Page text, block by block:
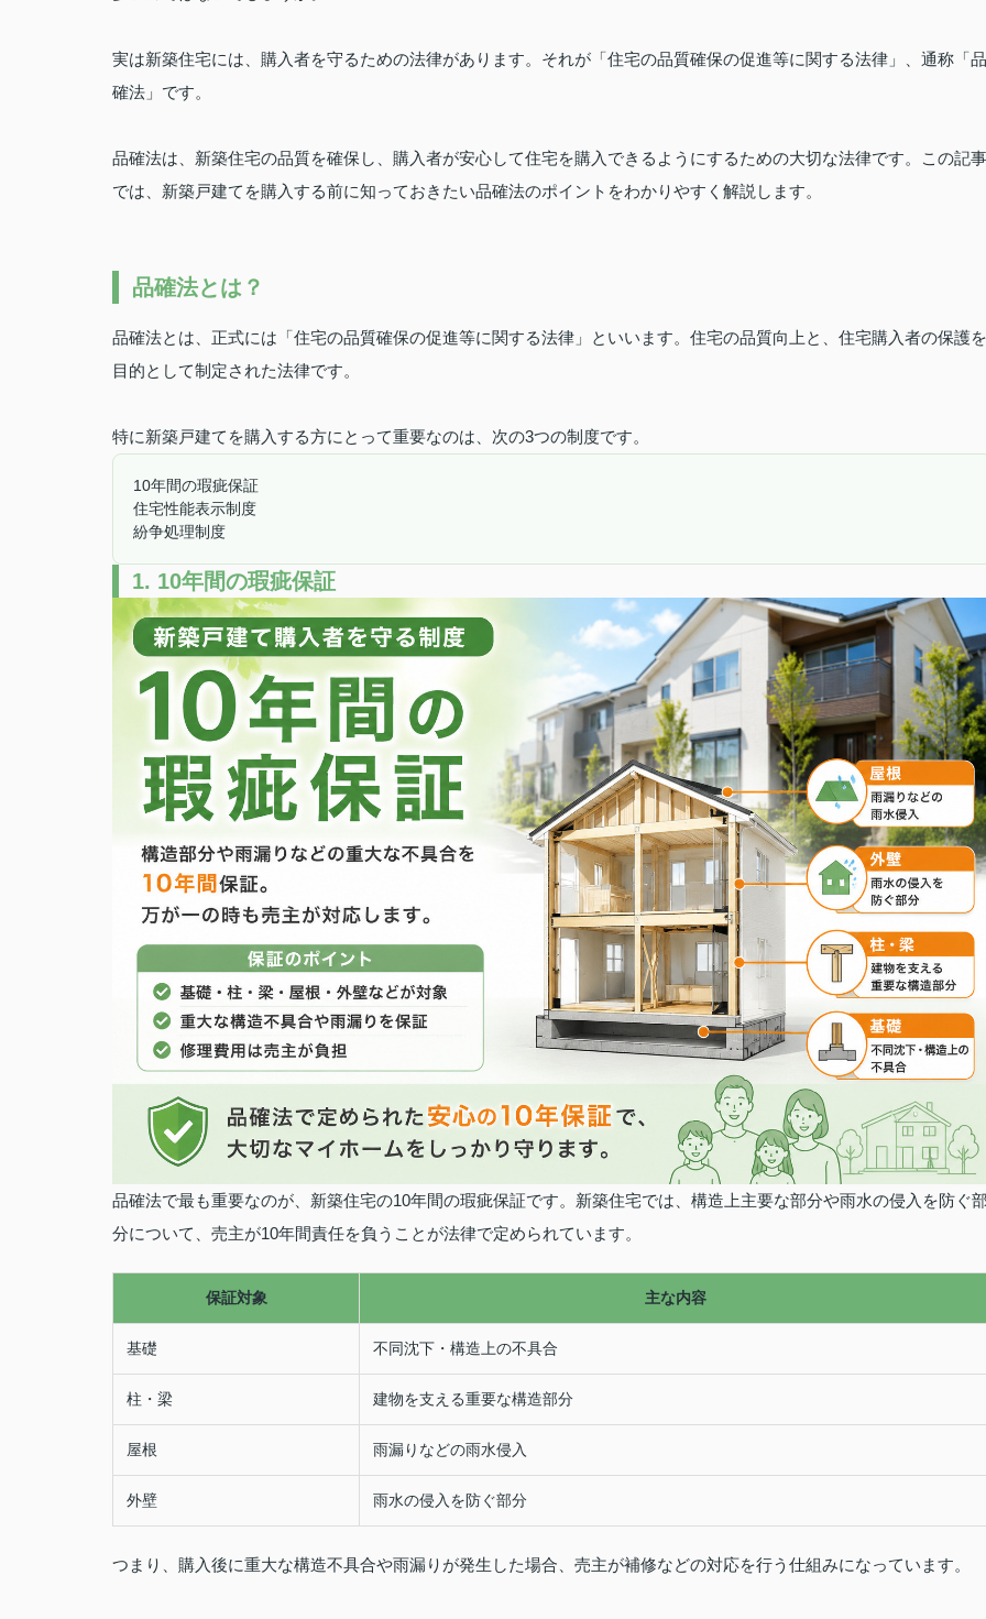
実は新築住宅には、購入者を守るための法律があります。それが「住宅の品質確保の促進等に関する法律」、通称「品
確法」です。
品確法は、新築住宅の品質を確保し、購入者が安心して住宅を購入できるようにするための大切な法律です。この記事
では、新築戸建てを購入する前に知っておきたい品確法のポイントをわかりやすく解説します。
品確法とは？
品確法とは、正式には「住宅の品質確保の促進等に関する法律」といいます。住宅の品質向上と、住宅購入者の保護を
目的として制定された法律です。
特に新築戸建てを購入する方にとって重要なのは、次の3つの制度です。
10年間の瑕疵保証
住宅性能表示制度
紛争処理制度
1. 10年間の瑕疵保証
品確法で最も重要なのが、新築住宅の10年間の瑕疵保証です。新築住宅では、構造上主要な部分や雨水の侵入を防ぐ
分について、売主が10年間責任を負うことが法律で定められています。
保証対象 主な内容
基礎 不同沈下・構造上の不具合
柱・梁 建物を支える重要な構造部分
屋根 雨漏りなどの雨水侵入
外壁 雨水の侵入を防ぐ部分
つまり、購入後に重大な構造不具合や雨漏りが発生した場合、売主が補修などの対応を行う仕組みになっています。